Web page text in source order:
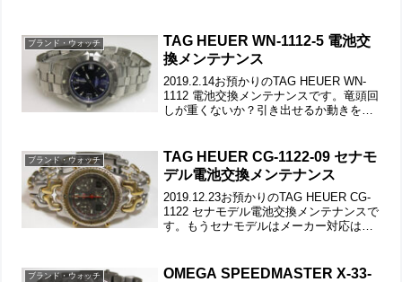
ブランド・ウォッチ
TAG HEUER WN-1112-5 電池交
換メンテナンス
2019.2.14お預かりのTAG HEUER WN-
1112 電池交換メンテナンスです。竜頭回
しが重くないか？引き出せるか動きをチ
汚れもチェックします。ラグ部の汚れ
も...
ブランド・ウォッチ
TAG HEUER CG-1122-09 セナモ
デル電池交換メンテナンス
2019.12.23お預かりのTAG HEUER CG-
1122 セナモデル電池交換メンテナンスで
す。もうセナモデルはメーカー対応は終
きをチェックして。ステン...
ブランド・ウォッチ
OMEGA SPEEDMASTER X-33-